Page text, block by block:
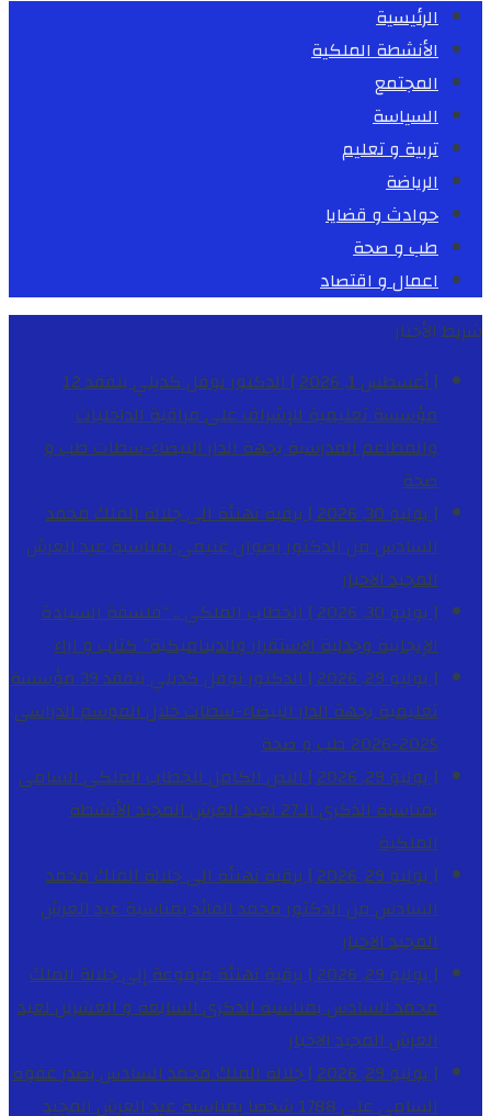
الرئيسية
الأنشطة الملكية
المجتمع
السياسة
تربية و تعليم
الرياضة
حوادث و قضايا
طب و صحة
اعمال و اقتصاد
شريط الأخبار
[ أغسطس 1, 2026 ]
الدكتور نوفل كديلي يتفقد 12
مؤسسة تعليمية للإشراف على مراقبة الداخليات
والمطاعم المدرسية بجهة الدار البيضاء-سطاتطب و
صحة
[ يوليو 30, 2026 ]
برقية تهنئة الى جلالة الملك محمد
السادس من الدكتور رضوان غنيمي بمناسبة عيد العرش
المجيدالاخبار
[ يوليو 30, 2026 ]
الخطاب الملكي .. “فلسفة السيادة
الإيجابية وجدلية الاستقرار والديناميكية”كتاب و اراء
[ يوليو 29, 2026 ]
الدكتور نوفل كديلي يتفقد 39 مؤسسة
تعليمية بجهة الدار البيضاء-سطات خلال الموسم الدراسي
2025-2026
طب و صحة
[ يوليو 29, 2026 ]
النص الكامل للخطاب الملكي السامي
بمناسبة الذكرى الـ27 لعيد العرش المجيد
الأنشطة
الملكية
[ يوليو 29, 2026 ]
برقية تهنئة الى جلالة الملك محمد
السادس من الدكتور محمد الفائد بمناسبة عيد العرش
المجيدالاخبار
[ يوليو 29, 2026 ]
برقية تهنئة مرفوعة إلى جلالة الملك
محمد السادس بمناسبة الذكرى السابعة و العشرين لعيد
العرش المجيدالاخبار
[ يوليو 29, 2026 ]
جلالة الملك محمد السادس يصدر عفوه
السامي على 1788 شخصا بمناسبة عيد العرش المجيد